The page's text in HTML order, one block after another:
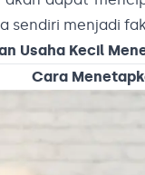
menjadi
Usaha Kecil
Cara